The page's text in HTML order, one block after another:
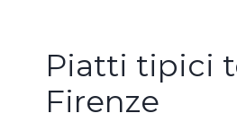
Piatti tipici
Firenze